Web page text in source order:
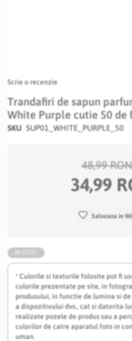
Scrie o recenzie
Trandafiri de sapun
White Purple cutie 50 de
SKU SUP01_WHITE_PURPLE_50
* Culorile si texturile folosite pot fi
culorile prezentate pe site, in
produsului, in functie de lumina si
a dispozitivului dvs., cat si datorita
realizate pozele de produs sau a
culorilor de catre aparatul foto in
uman.
48,99 RON
34,99
Salveaza in